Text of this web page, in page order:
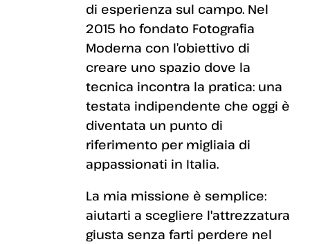
di esperienza sul campo. Nel
2015 ho fondato Fotografia
Moderna con l’obiettivo di
creare uno spazio dove la
tecnica incontra la pratica: una
testata indipendente che oggi è
diventata un punto di
riferimento per migliaia di
appassionati in Italia.
La mia missione è semplice:
aiutarti a scegliere l'attrezzatura
giusta senza farti perdere nel